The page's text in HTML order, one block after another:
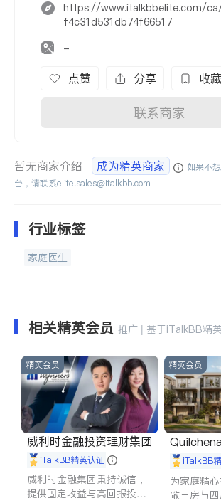
https://www.italkbbelite.com/
f4c31d531db74f66517
-
点赞 分享 收藏
联系商家
暂无商家介绍 成为精英商家
如果不
台，请联系elite.sales@italkbb.com
行业标签
家庭医生
相关精英会员 推广 | 基于iTalkBB精
精英会员
威利时金融投资理财集团
iTalkBB精英认证
威利时金融集团秉持诚信，
提供固定收益与高回报投资
精英会员
iTalkBB
为家庭精
敞三房与